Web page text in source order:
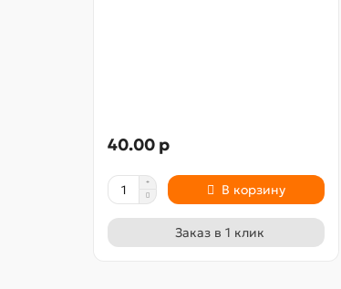
40.00 р
В корзину
Заказ в 1 клик